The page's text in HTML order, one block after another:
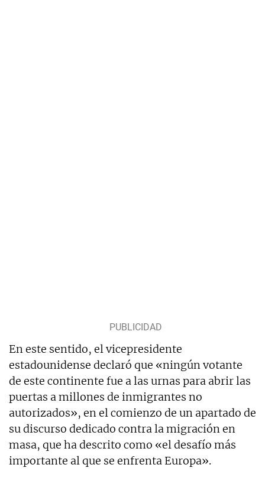
En este sentido, el vicepresidente
estadounidense declaró que «ningún votante
de este continente fue a las urnas para abrir las
puertas a millones de inmigrantes no
autorizados», en el comienzo de un apartado de
su discurso dedicado contra la migración en
masa, que ha descrito como «el desafío más
importante al que se enfrenta Europa».